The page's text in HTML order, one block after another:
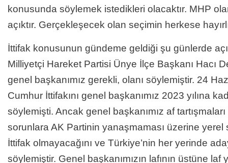
konusunda söylemek istedikleri olacaktır. MHP
açıktır. Gerçekleşecek olan seçimin herkese
İttifak konusunun gündeme geldiği şu günlerde
Milliyetçi Hareket Partisi Ünye İlçe Başkanı Hacı
genel başkanımız gerekli, olanı söylemiştir. 24
Cumhur İttifakını genel başkanımız 2023 yılına
söylemişti. Ancak genel başkanımız af tartışmaları
sorunlara AK Partinin yanaşmaması üzerine
İttifak olmayacağını ve Türkiye’nin her yerinde
söylemiştir. Genel başkanımızın lafının üstüne laf